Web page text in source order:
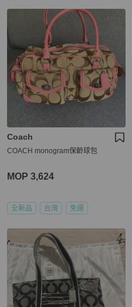
Coach
COACH monogram保齡球包
MOP 3,624
全新品 台灣 免運